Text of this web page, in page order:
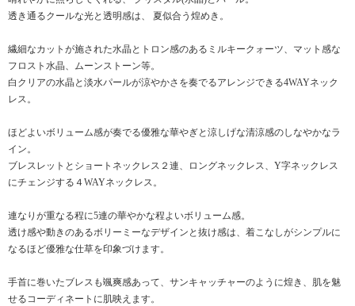
透き通るクールな光と透明感は、 夏似合う煌めき。
繊細なカットが施された水晶とトロン感のあるミルキークォーツ、マット感な
フロスト水晶、ムーンストーン等。
白クリアの水晶と淡水パールが涼やかさを奏でるアレンジできる4WAYネック
レス。
ほどよいボリューム感が奏でる優雅な華やぎと涼しげな清涼感のしなやかなラ
イン。
ブレスレットとショートネックレス２連、ロングネックレス、Y字ネックレス
にチェンジする４WAYネックレス。
連なりが重なる程に5連の華やかな程よいボリューム感。
透け感や動きのあるボリーミーなデザインと抜け感は、着こなしがシンプルに
なるほど優雅な仕草を印象づけます。
手首に巻いたブレスも颯爽感あって、サンキャッチャーのように煌き、肌を魅
せるコーディネートに肌映えます。